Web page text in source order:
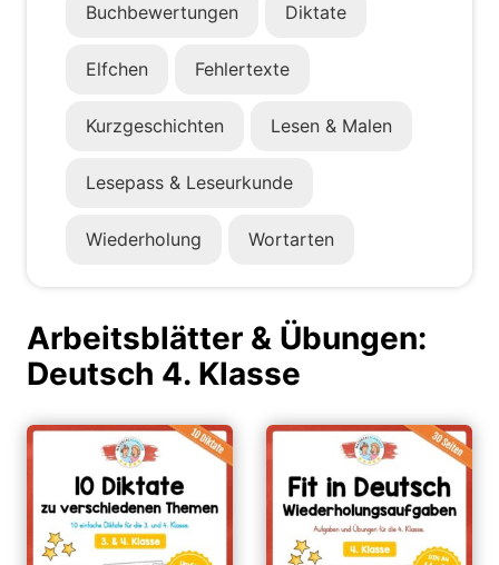
Buchbewertungen Diktate
Elfchen Fehlertexte
Kurzgeschichten Lesen & Malen
Lesepass & Leseurkunde
Wiederholung Wortarten
Arbeitsblätter & Übungen:
Deutsch 4. Klasse